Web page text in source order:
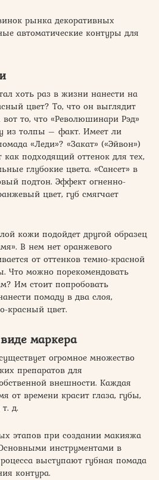
рынка декоративных
автоматические контуры для
хоть раз в жизни нанести на
цвет? То, что он выглядит
то, что «Революшинари Рэд»
из толпы – факт. Имеет ли
«Леди»? «Закат» («Эйвон»)
подходящий оттенок для тех,
глубокие цвета. «Сансет» в
подтон. Эффект огненно-
цвет, губ смягчает
кожи подойдет другой образец
В нем нет оранжевого
от оттенков темно-красной
Что можно порекомендовать
Им стоит попробовать
помаду в два слоя,
красный цвет.
маркера
огромное множество
препаратов для
внешности. Каждая
от времени красит глаза, губы,
д.
этапов при создании макияжа
инструментами в
выступают губная помада
контура.